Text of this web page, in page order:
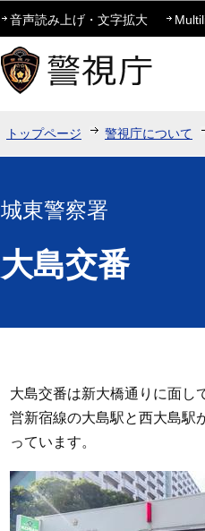
音声読み上げ・文字拡大
トップページ 警視庁について
城東警察署
大島交番
大島交番は新大橋通りに面し
営新宿線の大島駅と西大島駅
っています。